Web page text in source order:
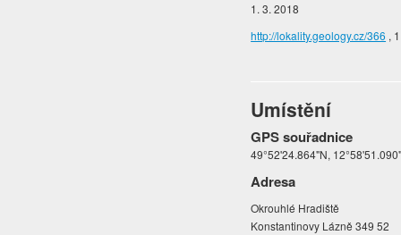
1. 3. 2018
http://lokality.geology.cz/366 ,
Umístění
GPS souřadnice
49°52'24.864"N,
Adresa
Okrouhlé Hradiště
Konstantinovy Lázně 349 52